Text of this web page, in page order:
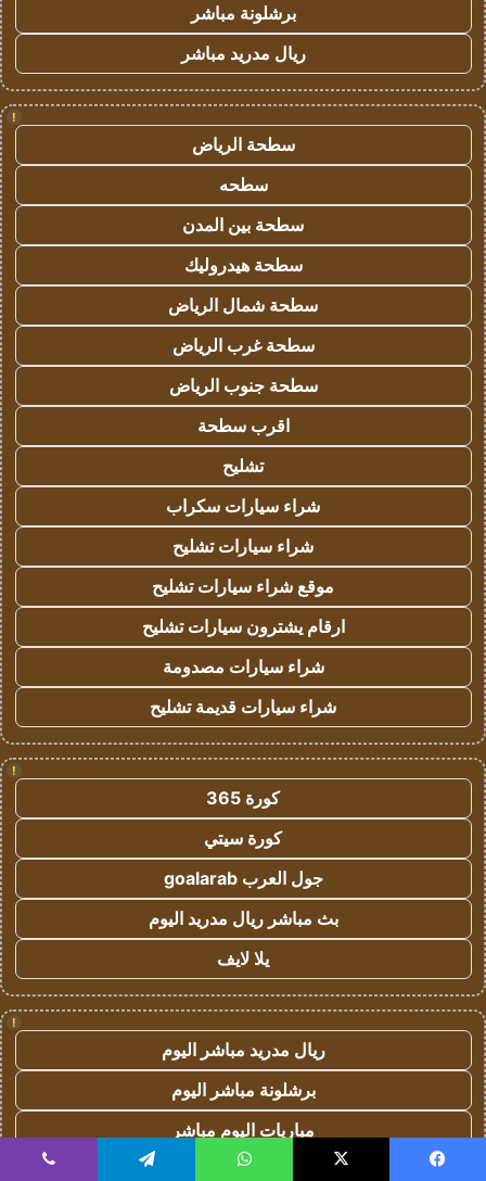
برشلونة مباشر
ريال مدريد مباشر
!
سطحة الرياض
سطحه
سطحة بين المدن
سطحة هيدروليك
سطحة شمال الرياض
سطحة غرب الرياض
سطحة جنوب الرياض
اقرب سطحة
تشليح
شراء سيارات سكراب
شراء سيارات تشليح
موقع شراء سيارات تشليح
ارقام يشترون سيارات تشليح
شراء سيارات مصدومة
شراء سيارات قديمة تشليح
!
كورة 365
كورة سيتي
جول العرب goalarab
بث مباشر ريال مدريد اليوم
يلا لايف
!
ريال مدريد مباشر اليوم
برشلونة مباشر اليوم
مباريات اليوم مباشر
يلا لايف